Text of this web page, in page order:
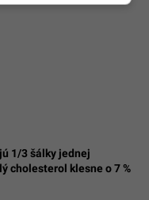
1/3 šálky jednej
cholesterol klesne o 7 %